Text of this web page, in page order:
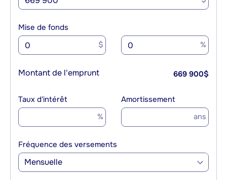
Mise de fonds
$ %
Montant de l'emprunt 669 900$
Taux d'intérêt
%
Amortissement
ans
Fréquence des versements
Mensuelle